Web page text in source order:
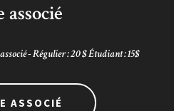
- Régulier : 20 $ Étudiant : 15$
ASSOCIÉ